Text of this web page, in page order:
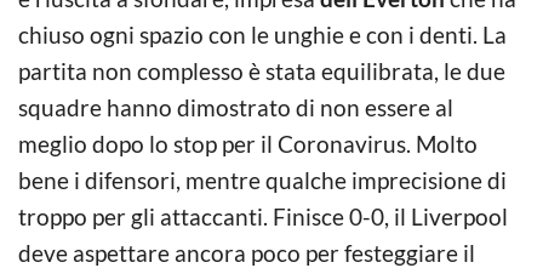
chiuso ogni spazio con le unghie e con i denti. La
partita non complesso è stata equilibrata, le due
squadre hanno dimostrato di non essere al
meglio dopo lo stop per il Coronavirus. Molto
bene i difensori, mentre qualche imprecisione di
troppo per gli attaccanti. Finisce 0-0, il Liverpool
deve aspettare ancora poco per festeggiare il